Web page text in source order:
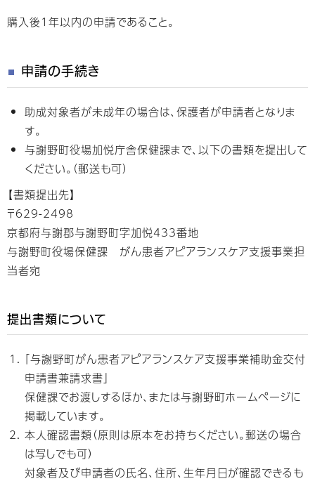
購入後1年以内の申請であること。
申請の手続き
助成対象者が未成年の場合は、保護者が申請者となりま
す。
与謝野町役場加悦庁舎保健課まで、以下の書類を提出して
ください。（郵送も可）
【書類提出先】
〒629-2498
京都府与謝郡与謝野町字加悦433番地
与謝野町役場保健課 がん患者アピアランスケア支援事業担
当者宛
提出書類について
「与謝野町がん患者アピアランスケア支援事業補助金交付
申請書兼請求書」
保健課でお渡しするほか、または与謝野町ホームページに
掲載しています。
本人確認書類（原則は原本をお持ちください。郵送の場合
は写しでも可）
対象者及び申請者の氏名、住所、生年月日が確認できるも